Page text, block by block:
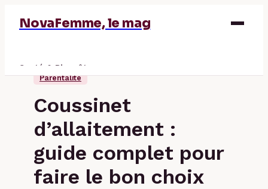
NovaFemme, le mag
Santé & Bien-être
Parentalité
Coussinet
d’allaitement :
guide complet pour
faire le bon choix